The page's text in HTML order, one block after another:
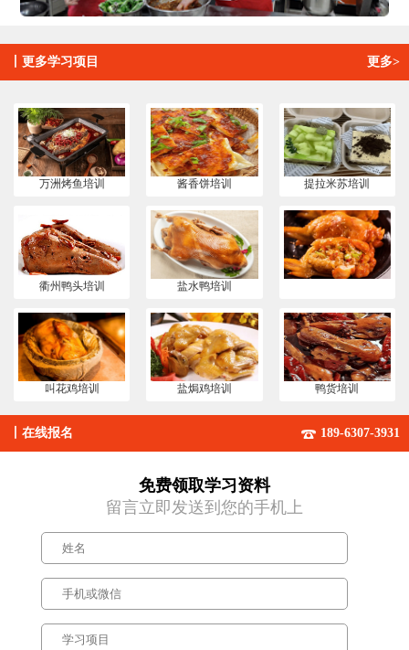
更多学习项目 更多>
万洲烤鱼培训 酱香饼培训 提拉米苏培训
衢州鸭头培训 盐水鸭培训
叫花鸡培训 盐焗鸡培训 鸭货培训
在线报名 189-6307-3931
免费领取学习资料
留言立即发送到您的手机上